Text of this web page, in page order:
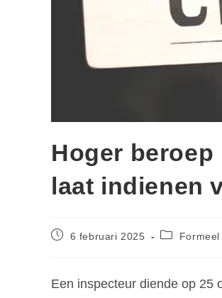
Hoger
laat indienen
6 februari 2025
Een inspecteur diende op 25